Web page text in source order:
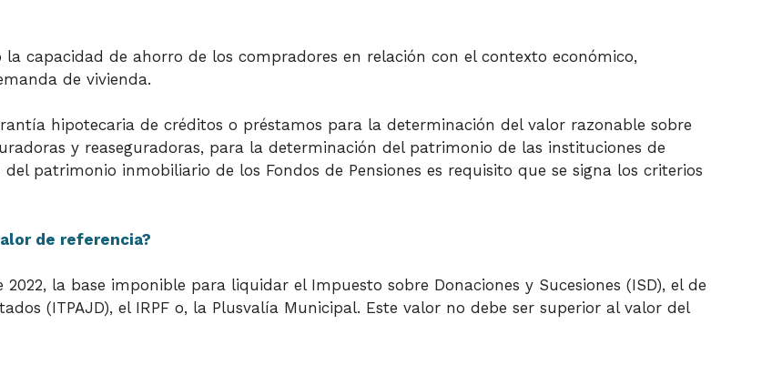
capacidad de ahorro de los compradores en relación con el contexto económico,
de vivienda.
hipotecaria de créditos o préstamos para la determinación del valor razonable sobre
y reaseguradoras, para la determinación del patrimonio de las instituciones de
patrimonio inmobiliario de los Fondos de Pensiones es requisito que se signa los criterios
de referencia?
la base imponible para liquidar el Impuesto sobre Donaciones y Sucesiones (ISD), el de
(ITPAJD), el IRPF o, la Plusvalía Municipal. Este valor no debe ser superior al valor del